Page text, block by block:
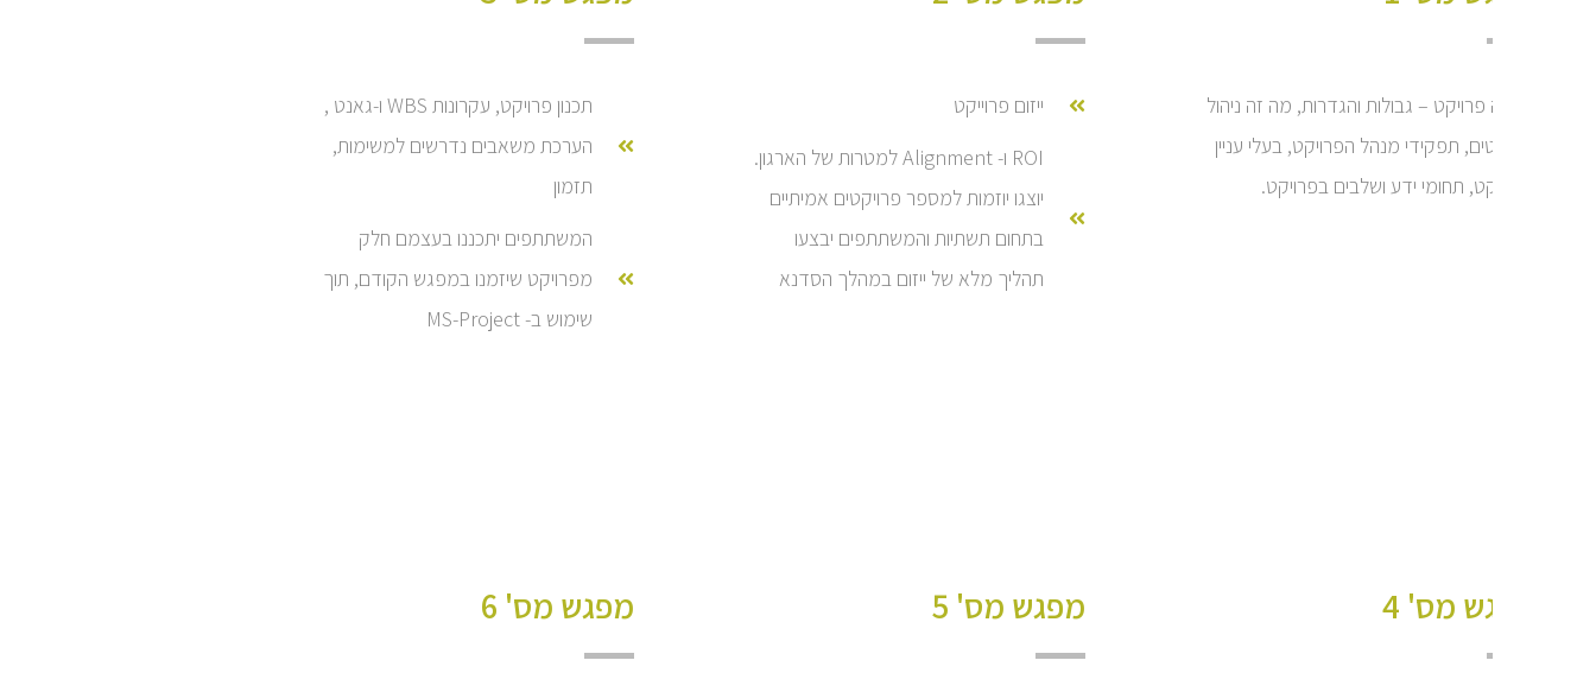
מה זה פרויקט – גבולות והגדרות, מה זה ניהול
פרויקטים, תפקידי מנהל הפרויקט, בעלי עניין
בפרויקט, תחומי ידע ושלבים בפרויקט.
ייזום פרוייקט
ROI ו- Alignment למטרות של הארגון.
יוצגו יוזמות למספר פרויקטים אמיתיים
בתחום תשתיות והמשתתפים יבצעו
תהליך מלא של ייזום במהלך הסדנא
תכנון פרויקט, עקרונות WBS ו-גאנט ,
הערכת משאבים נדרשים למשימות,
תזמון
המשתתפים יתכננו בעצמם חלק
מפרויקט שיזמנו במפגש הקודם, תוך
שימוש ב- MS-Project
מפגש מס' 4 מפגש מס' 5 מפגש מס' 6